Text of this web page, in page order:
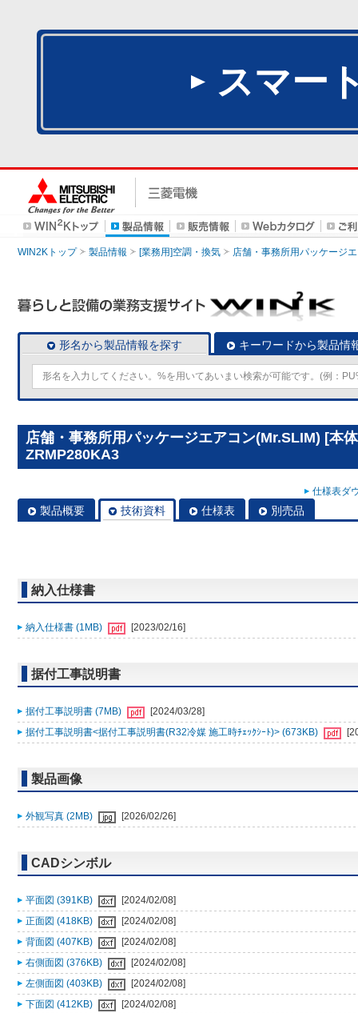
スマー
WIN2Kトップ 製品情報 [業務用]空調・換気 店舗・事務所用パッケージ
形名から製品情報を探す キーワードから製品情
店舗・事務所用パッケージエアコン(Mr.SLIM) [本
ZRMP280KA3
仕様表ダ
製品概要 技術資料 仕様表 別売品
納入仕様書
納入仕様書 (1MB) [2023/02/16]
据付工事説明書
据付工事説明書 (7MB)
[2024/03/28]
据付工事説明書<据付工事説明書(R32冷媒 施工時ﾁｪｯｸｼｰﾄ)> (673KB)
製品画像
外観写真 (2MB) [2026/02/26]
CADシンボル
平面図 (391KB)
[2024/02/08]
正面図 (418KB)
[2024/02/08]
背面図 (407KB)
[2024/02/08]
右側面図 (376KB)
[2024/02/08]
左側面図 (403KB)
[2024/02/08]
下面図 (412KB)
[2024/02/08]